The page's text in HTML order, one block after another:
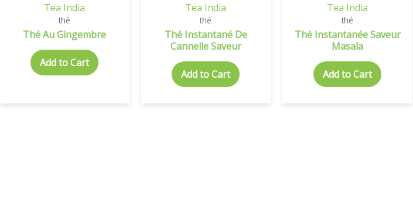
Tea India
thé
Thé Au Gingembre
Add to Cart
Tea India
thé
Thé Instantané De
Cannelle Saveur
Add to Cart
Tea India
thé
Thé Instantanée Saveur
Masala
Add to Cart